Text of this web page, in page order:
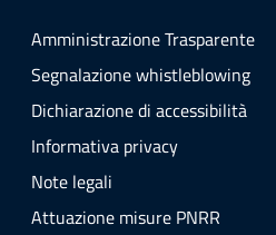
Amministrazione Trasparente
Segnalazione whistleblowing
Dichiarazione di accessibilità
Informativa privacy
Note legali
Attuazione misure PNRR